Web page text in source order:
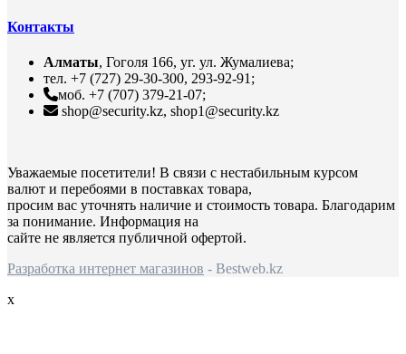
Контакты
Алматы, Гоголя 166, уг. ул. Жумалиева;
тел. +7 (727) 29-30-300, 293-92-91;
моб. +7 (707) 379-21-07;
shop@security.kz, shop1@security.kz
Уважаемые посетители! В связи с нестабильным курсом
валют и перебоями в поставках товара,
просим вас уточнять наличие и стоимость товара. Благодарим
за понимание. Информация на
сайте не является публичной офертой.
Разработка интернет магазинов - Bestweb.kz
x